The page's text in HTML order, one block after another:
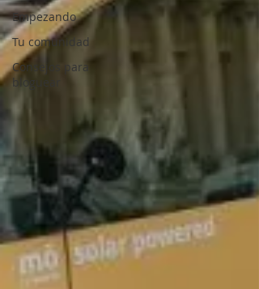
Empezando
Tu comunidad
Consejos para
bloguear